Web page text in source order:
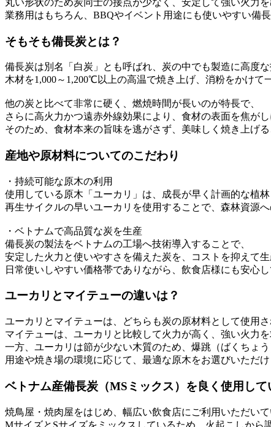
業務用はもちろん、BBQやイベント用途にも使いやすい備長
そもそも備長炭とは？
備長炭は別名「白炭」とも呼ばれ、炭の中でも製造に高度な
木材を1,000～1,200℃以上の高温で焼き上げ、消粉をかけて
他の炭と比べて非常に硬く、燃焼時間が長いのが特長で、
さらに高火力かつ遠赤外線効果により、食材の表面を焦が
そのため、食材本来の旨味を逃がさず、美味しく焼き上げる
産地や原材料についてのこだわり
・持続可能な原木の利用
使用している原木「ユーカリ」は、成長が早く計画的な植林
再生サイクルの早いユーカリを使用することで、森林資源
・ベトナムで高品質な炭を生産
備長炭の製法をベトナムの工場へ技術導入することで、
安定した火力と使いやすさを備えた炭を、コストを抑えて生
日常使いしやすい価格帯でありながら、飲食店様にも安心
ユーカリとマイテューの違いは？
ユーカリとマイテューは、どちらも炭の原材料として使用
マイテューは、ユーカリと比較して火力が高く、強い火力
一方、ユーカリは節が少ない木質のため、爆跳（ばくちょ
用途や焼き場の環境に応じて、最適な原木をお選びいただけ
ベトナム産備長炭（MSミックス）を良く使用して
焼鳥屋・焼肉屋をはじめ、幅広い飲食店にご利用いただいて
MサイズとSサイズをミックスしているため、火起こしから